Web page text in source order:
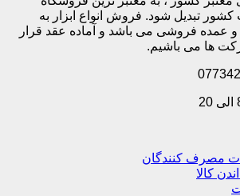
کشور تبدیل شود. فروش انواع ابزار به
فروشی می باشد و آماده عقد قرار
ها می باشیم.
مصرف کنندگان
کالا